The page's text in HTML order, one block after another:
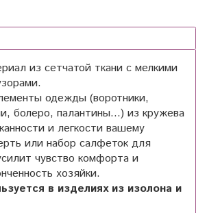
из сетчатой ткани с мелкими
одежды (воротники,
болеро, палантины...) из кружева
и легкости вашему
или набор салфеток для
чувство комфорта и
хозяйки.
в изделиях из изолона и